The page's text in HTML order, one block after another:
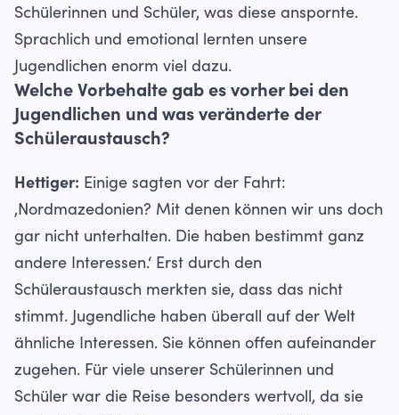
Schülerinnen und Schüler, was diese anspornte.
Sprachlich und emotional lernten unsere
Jugendlichen enorm viel dazu.
Welche Vorbehalte gab es vorher bei den
Jugendlichen und was veränderte der
Schüleraustausch?
Hettiger: Einige sagten vor der Fahrt:
‚Nordmazedonien? Mit denen können wir uns doch
gar nicht unterhalten. Die haben bestimmt ganz
andere Interessen.‘ Erst durch den
Schüleraustausch merkten sie, dass das nicht
stimmt. Jugendliche haben überall auf der Welt
ähnliche Interessen. Sie können offen aufeinander
zugehen. Für viele unserer Schülerinnen und
Schüler war die Reise besonders wertvoll, da sie